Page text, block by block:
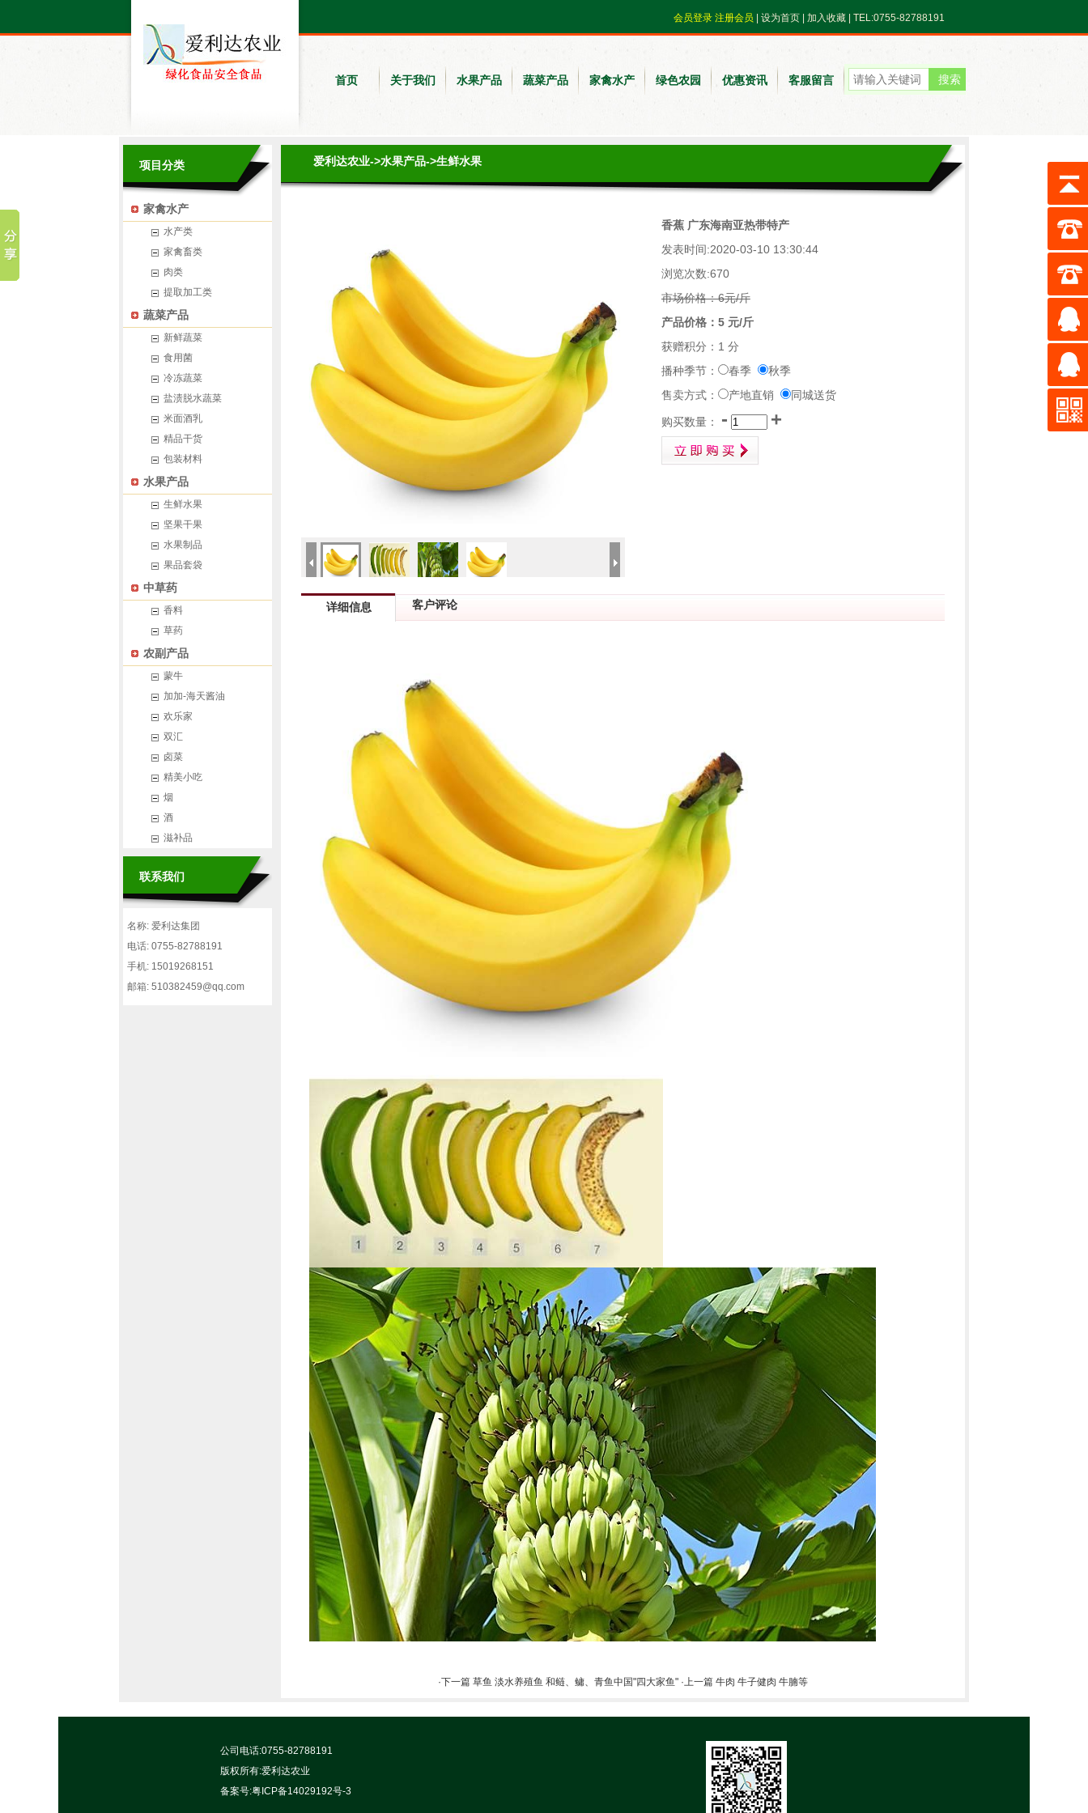
会员登录 注册会员 设为首页 加入收藏 | TEL:0755-82788191
首页 关于我们 水果产品 蔬菜产品 家禽水产 绿色农园 优惠资讯 客服留言
项目分类
家禽水产
水产类
家禽畜类
肉类
提取加工类
蔬菜产品
新鲜蔬菜
食用菌
冷冻蔬菜
盐渍脱水蔬菜
米面酒乳
精品干货
包装材料
水果产品
生鲜水果
坚果干果
水果制品
果品套袋
中草药
香料
草药
农副产品
蒙牛
加加-海天酱油
欢乐家
双汇
卤菜
精美小吃
烟
酒
滋补品
联系我们
名称: 爱利达集团
电话: 0755-82788191
手机: 15019268151
邮箱: 510382459@qq.com
爱利达农业->水果产品->生鲜水果
香蕉 广东海南亚热带特产
发表时间:2020-03-10 13:30:44
浏览次数:670
市场价格：6元/斤
产品价格：5 元/斤
获赠积分：1 分
播种季节：
春季
秋季
售卖方式：
产地直销 同城送货
购买数量： - +
详细信息 客户评论
·下一篇 草鱼 淡水养殖鱼 和鲢、鳙、青鱼中国"四大家鱼" ·上一篇 牛肉 牛子健肉 牛腩等
公司电话:0755-82788191
版权所有:爱利达农业
备案号:粤ICP备14029192号-3